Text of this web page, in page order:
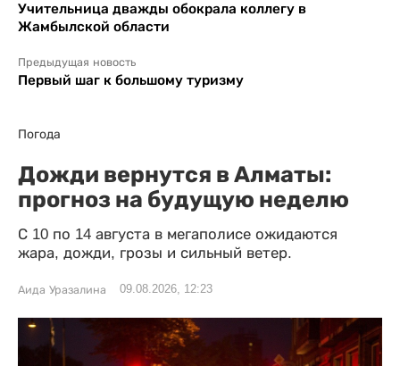
Учительница дважды обокрала коллегу в
Жамбылской области
Предыдущая новость
Первый шаг к большому туризму
Погода
Дожди вернутся в Алматы:
прогноз на будущую неделю
С 10 по 14 августа в мегаполисе ожидаются
жара, дожди, грозы и сильный ветер.
Аида Уразалина 09.08.2026, 12:23